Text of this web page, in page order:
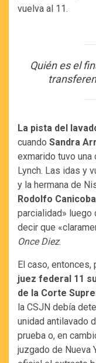
vuelva al 11.
Quién es el
La pista del
cuando Sandra
exmarido tuvo
Lynch. Las idas y
y la hermana de
Rodolfo
parcialidad» luego
decir que
Once Diez.
El caso, entonces,
juez federal 11
de la Corte
la CSJN debía
unidad antilavado
prueba o, en
juzgado de Nueva